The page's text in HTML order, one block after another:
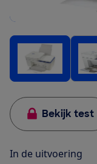
Bekijk test
In de uitvoering